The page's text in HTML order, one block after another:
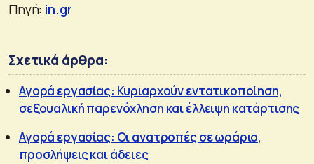
Πηγή: in.gr
Σχετικά άρθρα:
Αγορά εργασίας: Κυριαρχούν εντατικοποίηση,
σεξουαλική παρενόχληση και έλλειψη κατάρτισης
Αγορά εργασίας: Οι ανατροπές σε ωράριο,
προσλήψεις και άδειες